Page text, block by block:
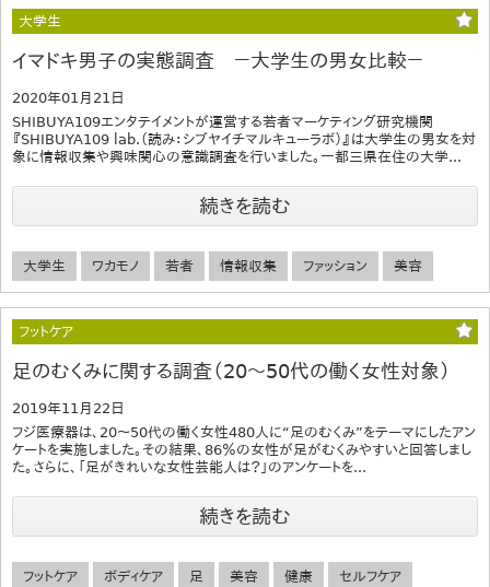
大学生
イマドキ男子の実態調査 －大学生の男女比較－
2020年01月21日
SHIBUYA109エンタテイメントが運営する若者マーケティング研究機関
『SHIBUYA109 lab.（読み：シブヤイチマルキューラボ）』は大学生の男女を対
象に情報収集や興味関心の意識調査を行いました。一都三県在住の大学...
続きを読む
大学生 ワカモノ 若者 情報収集 ファッション 美容
フットケア
足のむくみに関する調査（20～50代の働く女性対象）
2019年11月22日
フジ医療器は、20～50代の働く女性480人に“足のむくみ”をテーマにしたアン
ケートを実施しました。その結果、86％の女性が足がむくみやすいと回答しまし
た。さらに、「足がきれいな女性芸能人は？」のアンケートを...
続きを読む
フットケア ボディケア 足 美容 健康 セルフケア